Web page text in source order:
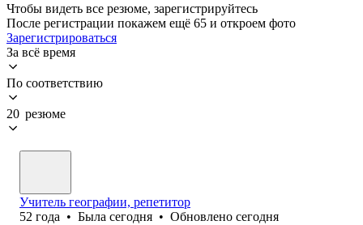
Чтобы видеть все резюме, зарегистрируйтесь
После регистрации покажем ещё 65 и откроем фото
Зарегистрироваться
За всё время
По соответствию
20 резюме
Учитель географии, репетитор
52 года • Была сегодня • Обновлено сегодня